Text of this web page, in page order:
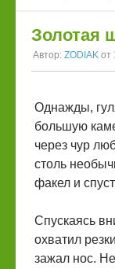
Золотая
Автор: ZODIAK от
Однажды,
большую
через чур
столь
факел и
Спускаясь
охватил
зажал нос.